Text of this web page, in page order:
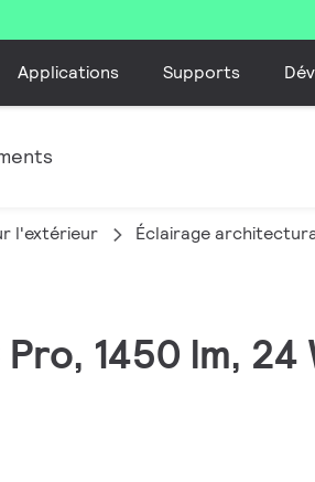
Applications Supports
l'extérieur Éclairage
1450 lm,